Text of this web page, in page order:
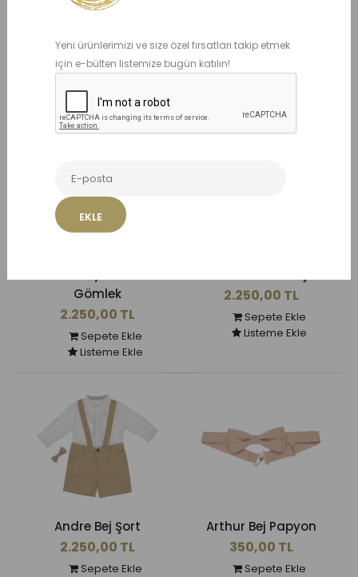
Yeni ürünlerimizi ve size özel fırsatları takip etmek
için e-bülten listemize bugün katılın!
EKLE
Benzer Ürünler
Gömlek
2.250,00 TL
Sepete Ekle
Listeme Ekle
2.250,00 TL
Sepete Ekle
Listeme Ekle
Andre Bej Şort
2.250,00 TL
Sepete Ekle
Arthur Bej Papyon
350,00 TL
Sepete Ekle